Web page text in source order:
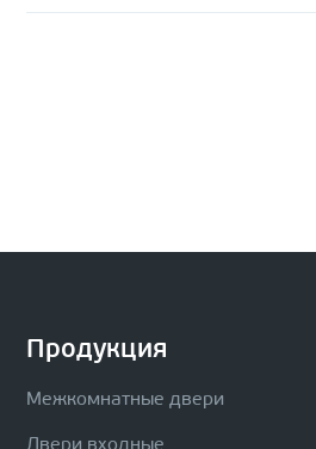
Продукция
Межкомнатные двери